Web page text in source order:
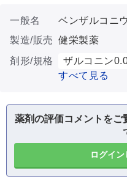
一般名
ベンザルコニ
製造/販売 健栄製薬
剤形/規格
ザルコニン
すべて見る
薬剤の評価コメントをご
ログイ